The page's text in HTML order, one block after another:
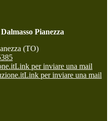
Pianezza
(TO)
Link per inviare una mail
Link per inviare una mail